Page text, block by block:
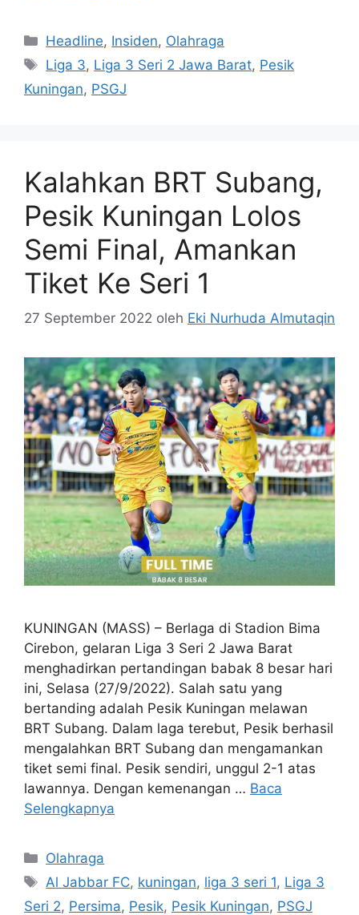
Kategori
Headline, Insiden, Olahraga
Tag
Liga 3, Liga 3 Seri 2 Jawa Barat, Pesik
Kuningan, PSGJ
Kalahkan BRT Subang,
Pesik Kuningan Lolos
Semi Final, Amankan
Tiket Ke Seri 1
27 September 2022 oleh Eki Nurhuda Almutaqin
KUNINGAN (MASS) – Berlaga di Stadion Bima
Cirebon, gelaran Liga 3 Seri 2 Jawa Barat
menghadirkan pertandingan babak 8 besar hari
ini, Selasa (27/9/2022). Salah satu yang
bertanding adalah Pesik Kuningan melawan
BRT Subang. Dalam laga terebut, Pesik berhasil
mengalahkan BRT Subang dan mengamankan
tiket semi final. Pesik sendiri, unggul 2-1 atas
lawannya. Dengan kemenangan … Baca
Selengkapnya
Kategori
Olahraga
Tag
Al Jabbar FC, kuningan, liga 3 seri 1, Liga 3
Seri 2, Persima, Pesik, Pesik Kuningan, PSGJ